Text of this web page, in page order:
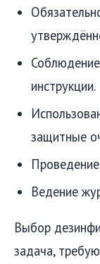
инструкции.
защитные
Ведение
Выбор
задача,